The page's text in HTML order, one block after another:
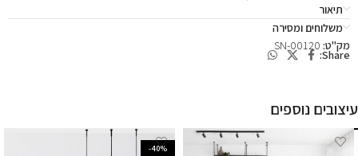
תיאור
משלוחים ומסירה
מק"ט: SN-00120
Share:
עיצובים נוספים
-40%